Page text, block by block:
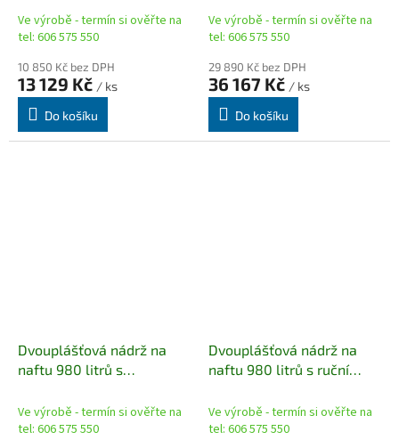
Ve výrobě - termín si ověřte na
tel: 606 575 550
10 850 Kč bez DPH
13 129 Kč / ks
Do košíku
Ve výrobě - termín si ověřte na
tel: 606 575 550
29 890 Kč bez DPH
36 167 Kč / ks
Do košíku
Dvouplášťová nádrž na
naftu 980 litrů s
pro diesel agregáty /
Ve výrobě - termín si ověřte na
tel: 606 575 550
Dvouplášťová nádrž na
naftu 980 litrů s ruční
energii)
Ve výrobě - termín si ověřte na
tel: 606 575 550